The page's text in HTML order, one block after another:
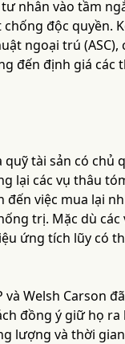
nhân vào tầm
độc quyền.
ngoại trú (ASC),
đến định giá các
tài sản có chủ
lại các vụ thâu
việc mua lại
trị. Mặc dù các
ứng tích lũy có
Welsh Carson
đồng ý giữ họ ra
lượng và thời